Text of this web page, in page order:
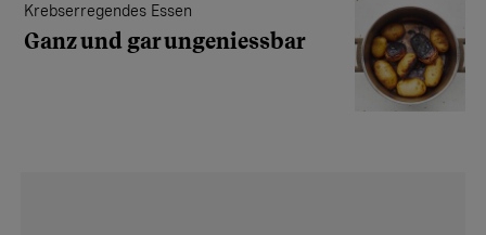
Krebserregendes Essen
Ganz und gar ungeniessbar